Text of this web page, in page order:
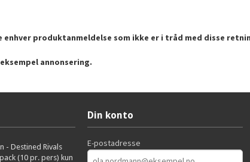
produktanmeldelse som ikke er i tråd med disse
annonsering.
- Destined Rivals
(10 pr. pers) kun
Din konto
E-postadresse